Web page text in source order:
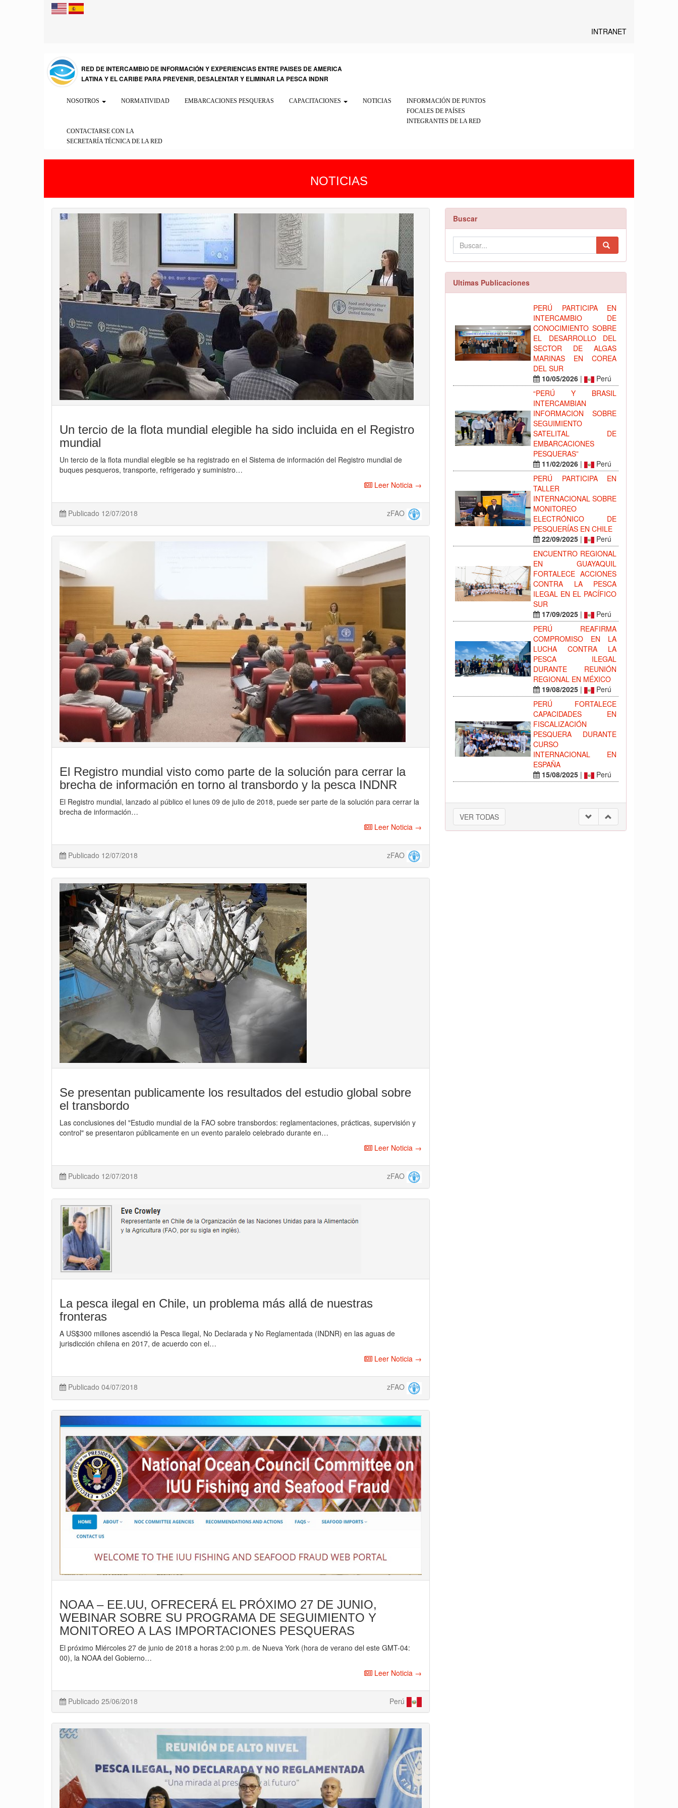
INTRANET
RED DE INTERCAMBIO DE INFORMACIÓN Y EXPERIENCIAS ENTRE PAISES DE AMERICA
LATINA Y EL CARIBE PARA PREVENIR, DESALENTAR Y ELIMINAR LA PESCA INDNR
NOSOTROS NORMATIVIDAD EMBARCACIONES PESQUERAS CAPACITACIONES NOTICIAS
INFORMACIÓN DE PUNTOS
FOCALES DE PAÍSES
INTEGRANTES DE LA RED
CONTACTARSE CON LA
SECRETARÍA TÉCNICA DE LA RED
NOTICIAS
Un tercio de la flota mundial elegible ha sido incluida en el Registro
mundial
Un tercio de la flota mundial elegible se ha registrado en el Sistema de información del Registro mundial de
buques pesqueros, transporte, refrigerado y suministro…
Leer Noticia →
Publicado 12/07/2018 zFAO
El Registro mundial visto como parte de la solución para cerrar la
brecha de información en torno al transbordo y la pesca INDNR
El Registro mundial, lanzado al público el lunes 09 de julio de 2018, puede ser parte de la solución para cerrar la
brecha de información…
Leer Noticia →
Publicado 12/07/2018 zFAO
Se presentan publicamente los resultados del estudio global sobre
el transbordo
Las conclusiones del "Estudio mundial de la FAO sobre transbordos: reglamentaciones, prácticas, supervisión y
control" se presentaron públicamente en un evento paralelo celebrado durante en…
Leer Noticia →
Publicado 12/07/2018 zFAO
La pesca ilegal en Chile, un problema más allá de nuestras
fronteras
A US$300 millones ascendió la Pesca Ilegal, No Declarada y No Reglamentada (INDNR) en las aguas de
jurisdicción chilena en 2017, de acuerdo con el…
Leer Noticia →
Publicado 04/07/2018 zFAO
NOAA – EE.UU, OFRECERÁ EL PRÓXIMO 27 DE JUNIO,
WEBINAR SOBRE SU PROGRAMA DE SEGUIMIENTO Y
MONITOREO A LAS IMPORTACIONES PESQUERAS
El próximo Miércoles 27 de junio de 2018 a horas 2:00 p.m. de Nueva York (hora de verano del este GMT-04:
00), la NOAA del Gobierno…
Leer Noticia →
Publicado 25/06/2018 Perú
Buscar
Ultimas Publicaciones
PERÚ PARTICIPA EN
INTERCAMBIO DE
CONOCIMIENTO SOBRE
EL DESARROLLO DEL
SECTOR DE ALGAS
MARINAS EN COREA
DEL SUR
10/05/2026 |
Perú
“PERÚ Y BRASIL
INTERCAMBIAN
INFORMACION SOBRE
SEGUIMIENTO
SATELITAL DE
EMBARCACIONES
PESQUERAS”
11/02/2026 |
Perú
PERÚ PARTICIPA EN
TALLER
INTERNACIONAL SOBRE
MONITOREO
ELECTRÓNICO DE
PESQUERÍAS EN CHILE
22/09/2025 |
Perú
ENCUENTRO REGIONAL
EN GUAYAQUIL
FORTALECE ACCIONES
CONTRA LA PESCA
ILEGAL EN EL PACÍFICO
SUR
17/09/2025 |
Perú
PERÚ REAFIRMA
COMPROMISO EN LA
LUCHA CONTRA LA
PESCA ILEGAL
DURANTE REUNIÓN
REGIONAL EN MÉXICO
19/08/2025 |
Perú
PERÚ FORTALECE
CAPACIDADES EN
FISCALIZACIÓN
PESQUERA DURANTE
CURSO
INTERNACIONAL EN
ESPAÑA
15/08/2025 | Perú
VER TODAS